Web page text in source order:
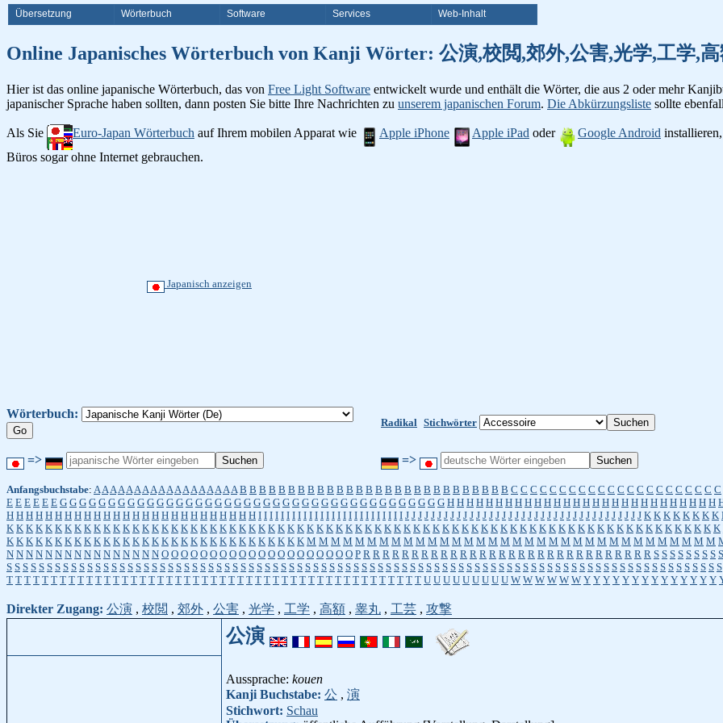
Übersetzung Wörterbuch Software Services Web-Inhalt
Online Japanisches Wörterbuch von Kanji Wörter: 公演,校閲,郊外,公害,光学,工学,
Hier ist das online japanische Wörterbuch, das von Free Light Software entwickelt wurde und enthält die Wörter, die aus 2 oder mehr
japanischer Sprache haben sollten, dann posten Sie bitte Ihre Nachrichten zu unserem japanischen Forum. Die Abkürzungsliste sollte
Als Sie Euro-Japan Wörterbuch auf Ihrem mobilen Apparat wie Apple iPhone Apple iPad oder Google Android
Büros sogar ohne Internet gebrauchen.
Japanisch anzeigen
Wörterbuch:
Radikal Stichwörter
=> =>
Anfangsbuchstabe: A A A A A A A A A A A A A A A A A A B B B B B B B B B B B B B B B B B B B B B B B B B B B B C C C C C C C C C C C C C C C C C C C C C C
E E E E E E G G G G G G G G G G G G G G G G G G G G G G G G G G G G G G G G G G G G G G G G H H H H H H H H H H H H H H H H H H H H H H H H H H H H
H H H H H H H H H H H H H H H H H H H H H H H H H H I I I I I I I I I I I I I I I I I I I I I I I I I I J J J J J J J J J J J J J J J J J J J J J J J J J J J J J J J J J J J J J K K K K K K K K
K K K K K K K K K K K K K K K K K K K K K K K K K K K K K K K K K K K K K K K K K K K K K K K K K K K K K K K K K K K K K K K K K K K K K K K K K K
K K K K K K K K K K K K K K K K K K K K K K K K K K K K K K K M M M M M M M M M M M M M M M M M M M M M M M M M M M M M M M M M M
N N N N N N N N N N N N N N N N O O O O O O O O O O O O O O O O O O O O P R R R R R R R R R R R R R R R R R R R R R R R R R R R R R R S S S S S S S S S
S S S S S S S S S S S S S S S S S S S S S S S S S S S S S S S S S S S S S S S S S S S S S S S S S S S S S S S S S S S S S S S S S S S S S S S S S S S S S S S S S S S S S S S S S
T T T T T T T T T T T T T T T T T T T T T T T T T T T T T T T T T T T T T T T T T T T T T T T U U U U U U U U U W W W W W W Y Y Y Y Y Y Y Y Y Y Y Y Y Y
Direkter Zugang: 公演 , 校閲 , 郊外 , 公害 , 光学 , 工学 , 高額 , 睾丸 , 工芸 , 攻撃
公演
Aussprache: kouen
Kanji Buchstabe: 公 , 演
Stichwort: Schau